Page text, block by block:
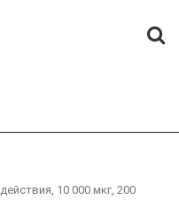
10 000 мкг, 200